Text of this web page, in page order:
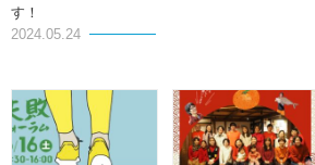
す！
2024.05.24